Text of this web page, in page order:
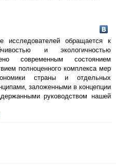
обращается к
и экологичностью
современным состоянием
полноценного комплекса мер
страны и отдельных
заложенными в концепции
руководством нашей